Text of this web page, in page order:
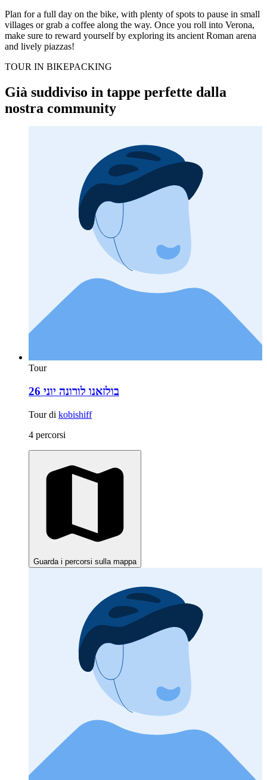
Plan for a full day on the bike, with plenty of spots to pause in small
villages or grab a coffee along the way. Once you roll into Verona,
make sure to reward yourself by exploring its ancient Roman arena
and lively piazzas!
TOUR IN BIKEPACKING
Già suddiviso in tappe perfette dalla
nostra community
Tour
בולזאנו לורונה יוני 26
Tour di kobishiff
4 percorsi
Guarda i percorsi sulla mappa